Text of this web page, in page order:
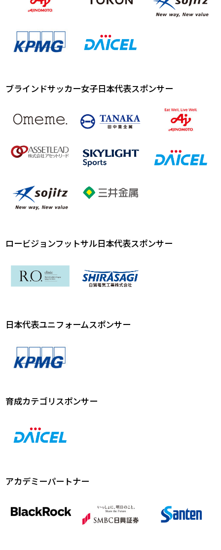
ブラインドサッカー女子日本代表スポンサー
ロービジョンフットサル日本代表スポンサー
日本代表ユニフォームスポンサー
育成カテゴリスポンサー
アカデミーパートナー